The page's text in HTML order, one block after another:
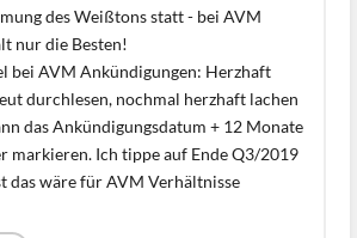
des Weißtons statt - bei AVM
nur die Besten!
bei AVM Ankündigungen: Herzhaft
durchlesen, nochmal herzhaft lachen
das Ankündigungsdatum + 12 Monate
markieren. Ich tippe auf Ende Q3/2019
das wäre für AVM Verhältnisse